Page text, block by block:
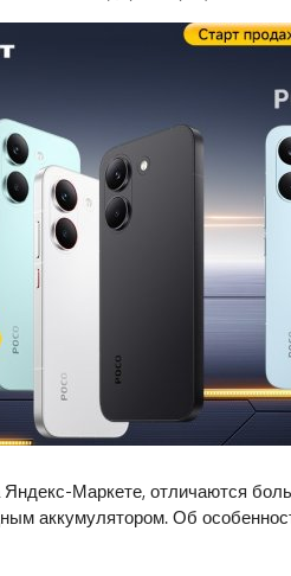
Маркете, отличаются
аккумулятором. Об